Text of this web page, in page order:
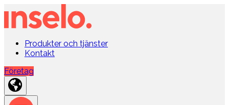
Produkter och tjänster
Kontakt
Företag